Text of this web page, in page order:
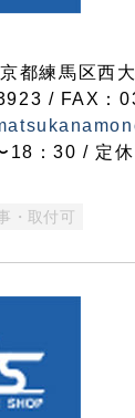
都練馬区西
/ FAX：
18：30 / 定休
・取付可